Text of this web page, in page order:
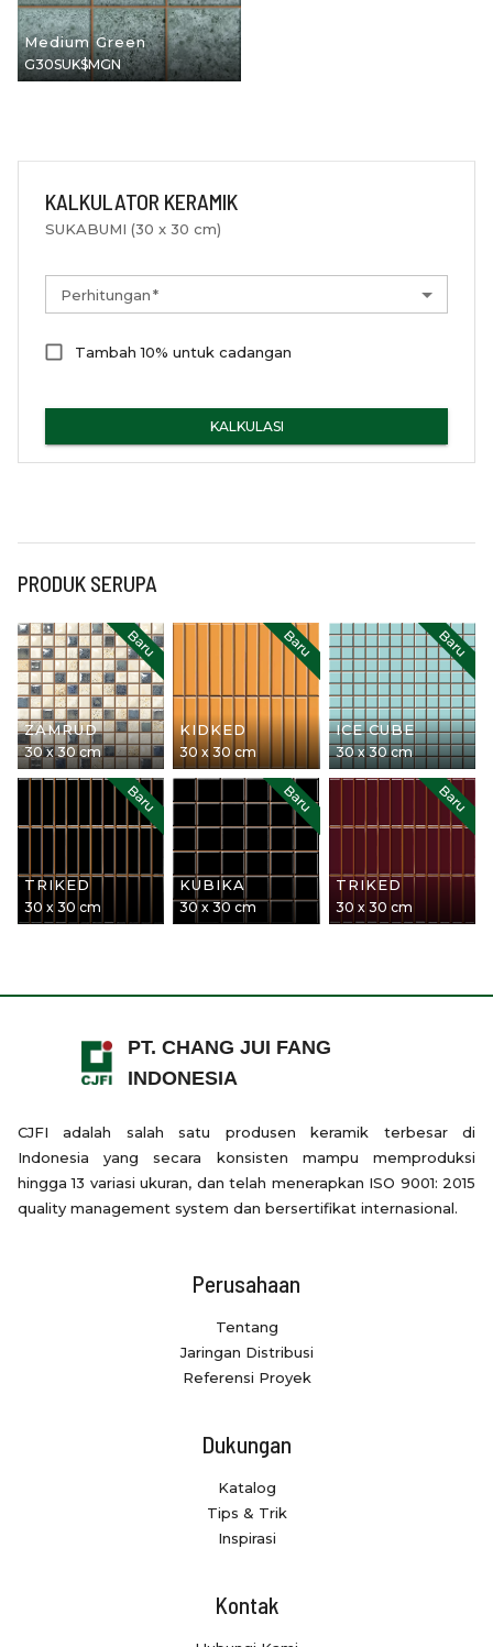
Medium Green
G30SUK$MGN
KALKULATOR KERAMIK
SUKABUMI (30 x 30 cm)
Perhitungan*
Tambah 10% untuk cadangan
KALKULASI
PRODUK SERUPA
Baru
ZAMRUD
30 x 30 cm
Baru
KIDKED
30 x 30 cm
Baru
ICE CUBE
30 x 30 cm
Baru
TRIKED
30 x 30 cm
Baru
KUBIKA
30 x 30 cm
Baru
TRIKED
30 x 30 cm
PT. CHANG JUI FANG
INDONESIA
CJFI adalah salah satu produsen keramik terbesar di
Indonesia yang secara konsisten mampu memproduksi
hingga 13 variasi ukuran, dan telah menerapkan ISO 9001: 2015
quality management system dan bersertifikat internasional.
Perusahaan
Tentang
Jaringan Distribusi
Referensi Proyek
Dukungan
Katalog
Tips & Trik
Inspirasi
Kontak